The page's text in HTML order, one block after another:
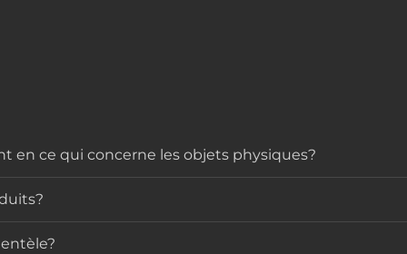
en ce qui concerne les objets physiques?